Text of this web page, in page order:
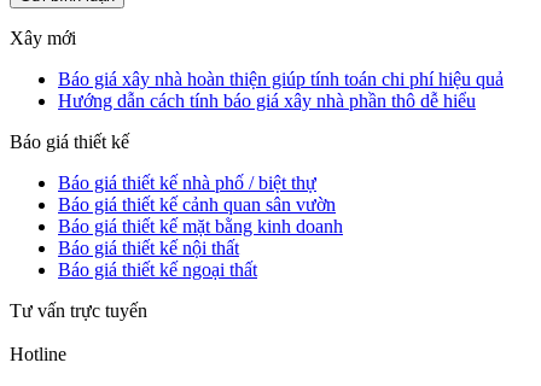
Xây mới
Báo giá xây nhà hoàn thiện giúp tính toán chi phí hiệu quả
Hướng dẫn cách tính báo giá xây nhà phần thô dễ hiểu
Báo giá thiết kế
Báo giá thiết kế nhà phố / biệt thự
Báo giá thiết kế cảnh quan sân vườn
Báo giá thiết kế mặt bằng kinh doanh
Báo giá thiết kế nội thất
Báo giá thiết kế ngoại thất
Tư vấn trực tuyến
Hotline